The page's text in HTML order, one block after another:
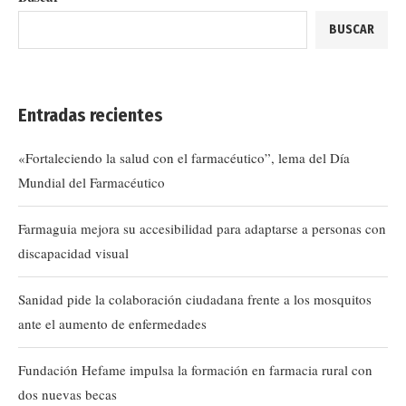
BUSCAR
Entradas recientes
«Fortaleciendo la salud con el farmacéutico”, lema del Día
Mundial del Farmacéutico
Farmaguia mejora su accesibilidad para adaptarse a personas con
discapacidad visual
Sanidad pide la colaboración ciudadana frente a los mosquitos
ante el aumento de enfermedades
Fundación Hefame impulsa la formación en farmacia rural con
dos nuevas becas